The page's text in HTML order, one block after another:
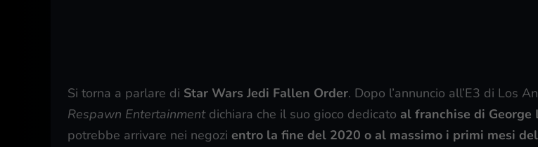
Si torna a parlare di Star Wars Jedi Fallen Order. Dopo l’annuncio all’E3 di Los
Respawn Entertainmentdichiara che il suo gioco dedicato al franchise di George
potrebbe arrivare nei negozi entro la fine del 2020 o al massimo i primi mesi